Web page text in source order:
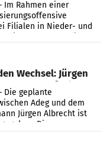
– Im Rahmen einer
Filialen in Nieder- und
Wechsel: Jürgen
auf Adeg
Die geplante
Adeg und dem
Jürgen Albrecht ist
Die
und der